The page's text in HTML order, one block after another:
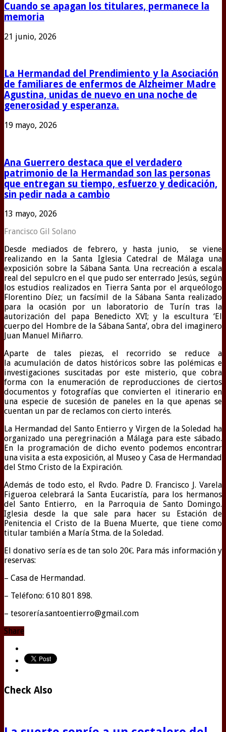
Cuando se apagan los titulares, permanece la
memoria
21 junio, 2026
La Hermandad del Prendimiento y la Asociación
de familiares de enfermos de Alzheimer Madre
Agustina, unidas de nuevo en una noche de
generosidad y esperanza.
19 mayo, 2026
Ana Guerrero destaca que el verdadero
patrimonio de la Hermandad son las personas
que entregan su tiempo, esfuerzo y dedicación,
sin pedir nada a cambio
13 mayo, 2026
Francisco Gil Solano
Desde mediados de febrero, y hasta junio, se viene
realizando en la Santa Iglesia Catedral de Málaga una
exposición sobre la Sábana Santa. Una recreación a escala
real del sepulcro en el que pudo ser enterrado Jesús, según
los estudios realizados en Tierra Santa por el arqueólogo
Florentino Díez; un facsímil de la Sábana Santa realizado
para la ocasión por un laboratorio de Turín tras la
autorización del papa Benedicto XVI; y la escultura ‘El
cuerpo del Hombre de la Sábana Santa’, obra del imaginero
Juan Manuel Miñarro.
Aparte de tales piezas, el recorrido se reduce a
la acumulación de datos históricos sobre las polémicas e
investigaciones suscitadas por este misterio, que cobra
forma con la enumeración de reproducciones de ciertos
documentos y fotografías que convierten el itinerario en
una especie de sucesión de paneles en la que apenas se
cuentan un par de reclamos con cierto interés.
La Hermandad del Santo Entierro y Virgen de la Soledad ha
organizado una peregrinación a Málaga para este sábado.
En la programación de dicho evento podemos encontrar
una visita a esta exposición, al Museo y Casa de Hermandad
del Stmo Cristo de la Expiración.
Además de todo esto, el Rvdo. Padre D. Francisco J. Varela
Figueroa celebrará la Santa Eucaristía, para los hermanos
del Santo Entierro, en la Parroquia de Santo Domingo.
Iglesia desde la que sale para hacer su Estación de
Penitencia el Cristo de la Buena Muerte, que tiene como
titular también a María Stma. de la Soledad.
El donativo sería es de tan solo 20€. Para más información y
reservas:
– Casa de Hermandad.
– Teléfono: 610 801 898.
– tesorería.santoentierro@gmail.com
Share
Check Also